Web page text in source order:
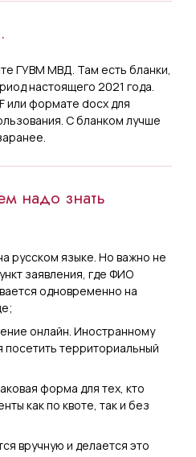
ГУВМ МВД. Там есть бланки,
настоящего 2021 года.
или формате docx для
С бланком лучше
надо знать
русском языке. Но важно не
заявления, где ФИО
одновременно на
онлайн. Иностранному
посетить территориальный
форма для тех, кто
как по квоте, так и без
вручную и делается это